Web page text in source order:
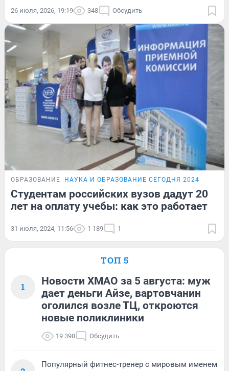
26 июля, 2026, 19:19 348 Обсудить
ОБРАЗОВАНИЕ НАУКА И ОБРАЗОВАНИЕ СЕГОДНЯ 2024
Студентам российских вузов дадут 20
лет на оплату учебы: как это работает
31 июля, 2024, 11:56 1 189 1
ТОП 5
1
Новости ХМАО за 5 августа: муж
дает деньги Айзе, вартовчанин
оголился возле ТЦ, откроются
новые поликлиники
19 398 Обсудить
Популярный фитнес-тренер с мировым именем